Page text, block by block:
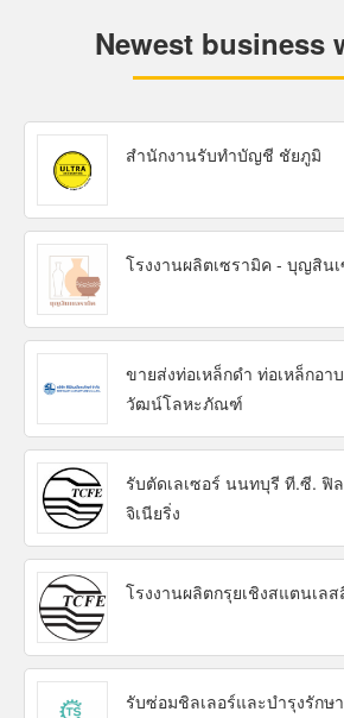
Newest business
สำนักงานรับทำบัญชี ชัยภูมิ
โรงงานผลิตเซรามิค - บุญสิน
ขายส่งท่อเหล็กดำ ท่อเหล็กอา
วัฒน์โลหะภัณฑ์
รับตัดเลเซอร์ นนทบุรี ที.ซี. ฟิ
จิเนียริ่ง
โรงงานผลิตกรุยเชิงสแตนเล
รับซ่อมชิลเลอร์และบำรุงรักษ